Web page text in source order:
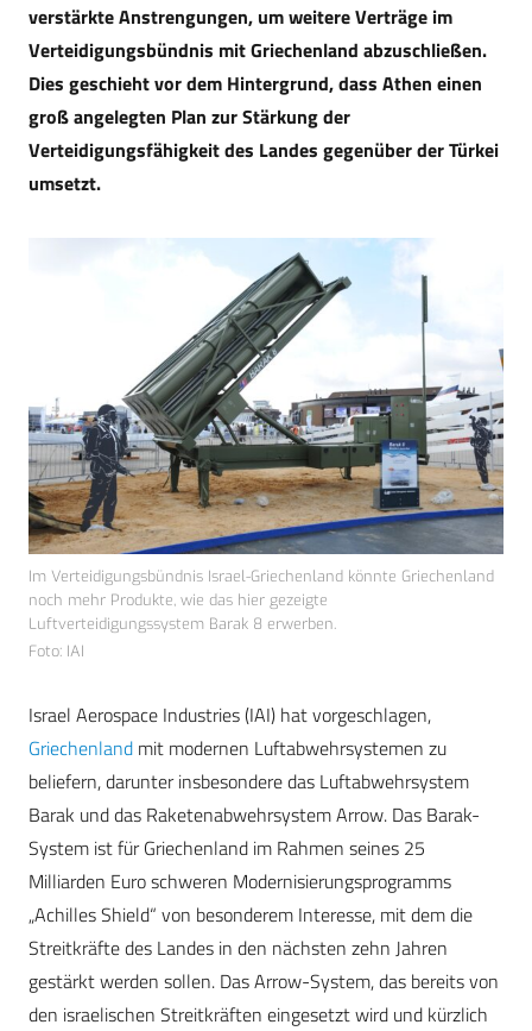
verstärkte Anstrengungen, um weitere Verträge im
Verteidigungsbündnis mit Griechenland abzuschließen.
Dies geschieht vor dem Hintergrund, dass Athen einen
groß angelegten Plan zur Stärkung der
Verteidigungsfähigkeit des Landes gegenüber der Türkei
umsetzt.
Im Verteidigungsbündnis Israel-Griechenland könnte Griechenland
noch mehr Produkte, wie das hier gezeigte
Luftverteidigungssystem Barak 8 erwerben.
Foto: IAI
Israel Aerospace Industries (IAI) hat vorgeschlagen,
Griechenland mit modernen Luftabwehrsystemen zu
beliefern, darunter insbesondere das Luftabwehrsystem
Barak und das Raketenabwehrsystem Arrow. Das Barak-
System ist für Griechenland im Rahmen seines 25
Milliarden Euro schweren Modernisierungsprogramms
„Achilles Shield“ von besonderem Interesse, mit dem die
Streitkräfte des Landes in den nächsten zehn Jahren
gestärkt werden sollen. Das Arrow-System, das bereits von
den israelischen Streitkräften eingesetzt wird und kürzlich